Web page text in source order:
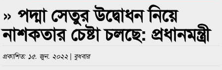
সিলেটে বাংলাদেশ গ্রুপ থিয়েটার
» পদ্মা সেতুর উদ্বোধন নিয়ে
নাশকতার চেষ্টা চলছে: প্রধানমন্ত্রী
প্রকাশিত: ১৫. জুন. ২০২২ | বুধবার